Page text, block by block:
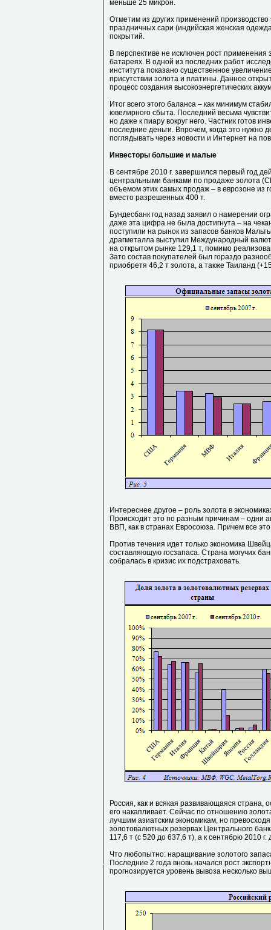
меньше 25 микрон.
Отметим из других применений
праздничных сари (индийская женская
покрытий.
В перспективе не исключен рост применения
батареях. В одной из последних работ
института показано существенное
присутствии золота и платины. Данное
процесс создания высокоэнергетических
Итог всего этого баланса – как минимум
ювелирного сбыта. Последний весьма
но даже к пиару вокруг него. Частник готов
последние деньги. Впрочем, когда это нужно
поглядывать через новости и Интернет на
Инвесторы большие и малые
В сентябре 2010 г. завершился первый год
центральными банками по продаже золота
объемом этих самых продаж – в еврозоне из
вместо разрешенных 400 т.
Бундесбанк год назад заявил о намерении
даже эта цифра не была достигнута – на
поступили на рынок из запасов банков
драгметалла выступил Международный
на открытом рынке 129,1 т, помимо
Зато состав покупателей был гораздо
приобретя 46,2 т золота, а также Таиланд
Интереснее другое – роль золота в
Происходит это по разным причинам – одни
ВВП, как в странах Евросоюза. Причем все
Против течения идет только экономика
составляющую госзапаса. Страна могучих
собралась в кризис их подстраховать.
Россия, как и всякая развивающаяся страна,
его накапливает. Сейчас по отношению
лучшим азиатским экономикам, но
золотовалютных резервах Центрального
117,6 т (с 520 до 637,6 т), а к сентябрю 2010 г.
Что любопытно: наращивание золотого
Последние 2 года вновь начался рост
прогнозируется уровень вывоза несколько